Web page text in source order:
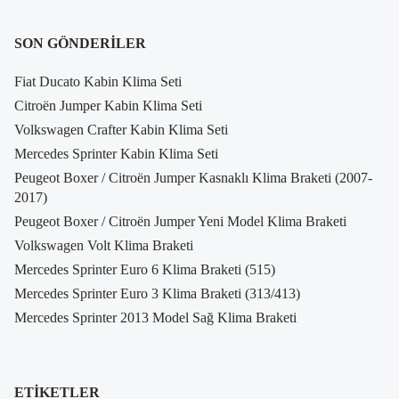
SON GÖNDERILER
Fiat Ducato Kabin Klima Seti
Citroën Jumper Kabin Klima Seti
Volkswagen Crafter Kabin Klima Seti
Mercedes Sprinter Kabin Klima Seti
Peugeot Boxer / Citroën Jumper Kasnaklı Klima Braketi (2007-
2017)
Peugeot Boxer / Citroën Jumper Yeni Model Klima Braketi
Volkswagen Volt Klima Braketi
Mercedes Sprinter Euro 6 Klima Braketi (515)
Mercedes Sprinter Euro 3 Klima Braketi (313/413)
Mercedes Sprinter 2013 Model Sağ Klima Braketi
ETIKETLER